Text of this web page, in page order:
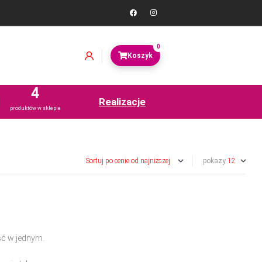
0
produktów w sklepie
4 Realizacje
pokazy
w jednym.